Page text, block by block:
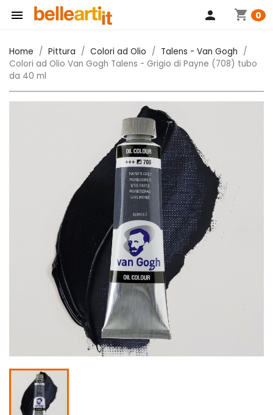
 shopping_cart 0
person
Home Pittura Colori ad Olio
Talens - Van Gogh
Colori ad Olio Van Gogh Talens - Grigio di Payne (708) tubo
da 40 ml